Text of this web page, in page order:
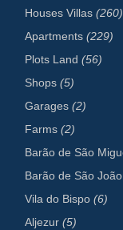
Houses Villas(260)
Apartments(229)
Plots Land(56)
Shops(5)
Garages(2)
Farms(2)
Barão de São
Barão de São
Vila do Bispo(6)
Aljezur(5)